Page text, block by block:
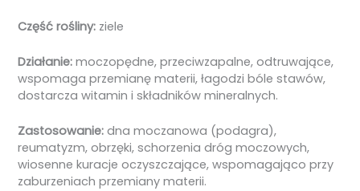
Część rośliny: ziele
Działanie: moczopędne, przeciwzapalne, odtruwające,
wspomaga przemianę materii, łagodzi bóle stawów,
dostarcza witamin i składników mineralnych.
Zastosowanie: dna moczanowa (podagra),
reumatyzm, obrzęki, schorzenia dróg moczowych,
wiosenne kuracje oczyszczające, wspomagająco przy
zaburzeniach przemiany materii.